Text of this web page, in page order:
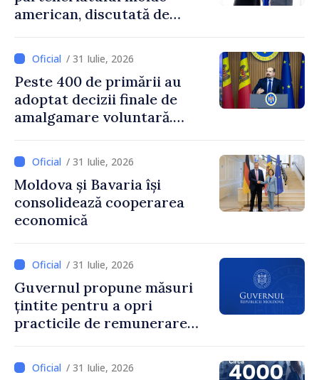
american, discutată de
și însărcinatul cu afaceri al
SUA, Nick Pietrowicz
/ 31 Iulie, 2026
Peste 400 de primării au
adoptat decizii finale de
amalgamare voluntară.
Guvernului, Alexei Buzu:
„85,5% dintre primării au
inițiat procesul. Le
mulțumim aleșilor locali
pentru că au pus pe primul
dezvoltar
/ 31 Iulie, 2026
Moldova și Bavaria își
consolidează cooperarea
economică
/ 31 Iulie, 2026
Guvernul propune măsuri
țintite pentru a opri
practicile de remunerare
/ 31 Iulie, 2026